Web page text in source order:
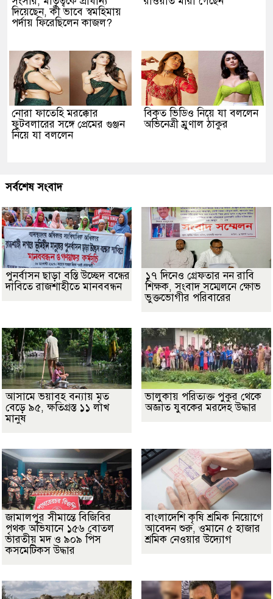
দিয়েছেন, কী ভাবে স্বমহিমায়
পর্দায় ফিরেছিলেন কাজল?
নোরা ফাতেহি মরক্কোর
ফুটবলারের সঙ্গে প্রেমের গুঞ্জন
নিয়ে যা বললেন
বিকৃত ভিডিও নিয়ে যা বললেন
অভিনেত্রী ম্রুণাল ঠাকুর
সর্বশেষ সংবাদ
পুনর্বাসন ছাড়া বস্তি উচ্ছেদ বন্ধের
দাবিতে রাজশাহীতে মানববন্ধন
১৭ দিনেও গ্রেফতার নন রাবি
শিক্ষক, সংবাদ সম্মেলনে ক্ষোভ
ভুক্তভোগীর পরিবারের
আসামে ভয়াবহ বন্যায় মৃত
বেড়ে ৯৫, ক্ষতিগ্রস্ত ১১ লাখ
মানুষ
ভালুকায় পরিত্যক্ত পুকুর থেকে
অজ্ঞাত যুবকের মরদেহ উদ্ধার
জামালপুর সীমান্তে বিজিবির
পৃথক অভিযানে ১৫৬ বোতল
ভারতীয় মদ ও ৯০৯ পিস
কসমেটিকস উদ্ধার
বাংলাদেশি কৃষি শ্রমিক নিয়োগে
আবেদন শুরু, ওমানে ৫ হাজার
শ্রমিক নেওয়ার উদ্যোগ